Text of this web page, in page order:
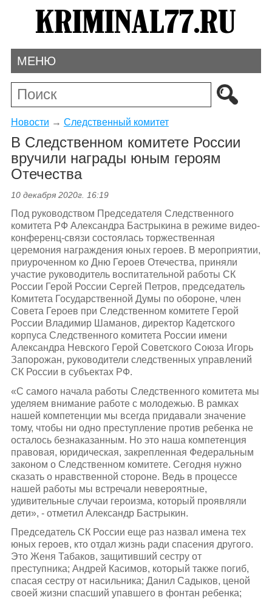
МЕНЮ
Новости → Следственный комитет
В Следственном комитете России
вручили награды юным героям
Отечества
10 декабря 2020г. 16:19
Под руководством Председателя Следственного
комитета РФ Александра Бастрыкина в режиме видео-
конференц-связи состоялась торжественная
церемония награждения юных героев. В мероприятии,
приуроченном ко Дню Героев Отечества, приняли
участие руководитель воспитательной работы СК
России Герой России Сергей Петров, председатель
Комитета Государственной Думы по обороне, член
Совета Героев при Следственном комитете Герой
России Владимир Шаманов, директор Кадетского
корпуса Следственного комитета России имени
Александра Невского Герой Советского Союза Игорь
Запорожан, руководители следственных управлений
СК России в субъектах РФ.
«С самого начала работы Следственного комитета мы
уделяем внимание работе с молодежью. В рамках
нашей компетенции мы всегда придавали значение
тому, чтобы ни одно преступление против ребенка не
осталось безнаказанным. Но это наша компетенция
правовая, юридическая, закрепленная Федеральным
законом о Следственном комитете. Сегодня нужно
сказать о нравственной стороне. Ведь в процессе
нашей работы мы встречали невероятные,
удивительные случаи героизма, который проявляли
дети», - отметил Александр Бастрыкин.
Председатель СК России еще раз назвал имена тех
юных героев, кто отдал жизнь ради спасения другого.
Это Женя Табаков, защитивший сестру от
преступника; Андрей Касимов, который также погиб,
спасая сестру от насильника; Данил Садыков, ценой
своей жизни спасший упавшего в фонтан ребенка;